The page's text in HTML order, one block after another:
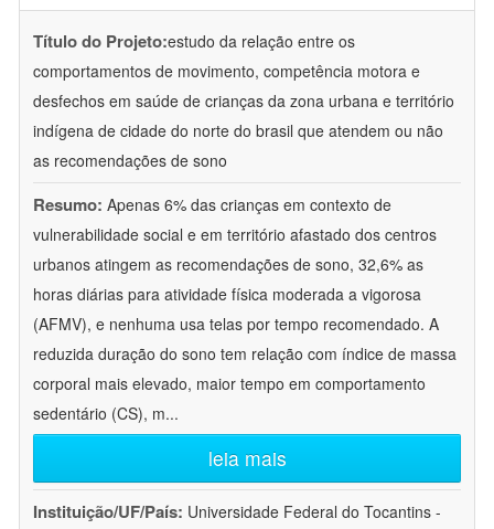
Título do Projeto:estudo da relação entre os
comportamentos de movimento, competência motora e
desfechos em saúde de crianças da zona urbana e território
indígena de cidade do norte do brasil que atendem ou não
as recomendações de sono
Resumo: Apenas 6% das crianças em contexto de
vulnerabilidade social e em território afastado dos centros
urbanos atingem as recomendações de sono, 32,6% as
horas diárias para atividade física moderada a vigorosa
(AFMV), e nenhuma usa telas por tempo recomendado. A
reduzida duração do sono tem relação com índice de massa
corporal mais elevado, maior tempo em comportamento
sedentário (CS), m...
leia mais
Instituição/UF/País: Universidade Federal do Tocantins -